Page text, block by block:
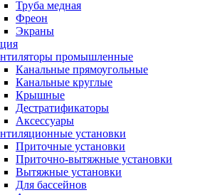
Труба медная
Фреон
Экраны
промышленные
Канальные прямоугольные
Канальные круглые
Крышные
Дестратификаторы
Аксессуары
установки
Приточные установки
Приточно-вытяжные установки
Вытяжные установки
Для бассейнов